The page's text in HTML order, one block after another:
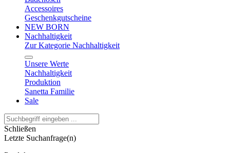
Accessoires
Geschenkgutscheine
NEW BORN
Nachhaltigkeit
Zur Kategorie Nachhaltigkeit
Unsere Werte
Nachhaltigkeit
Produktion
Sanetta Familie
Sale
Schließen
Letzte Suchanfrage(n)